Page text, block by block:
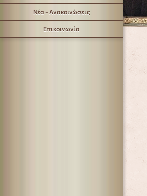
Νέα – Ανακοινώσεις
Επικοινωνία